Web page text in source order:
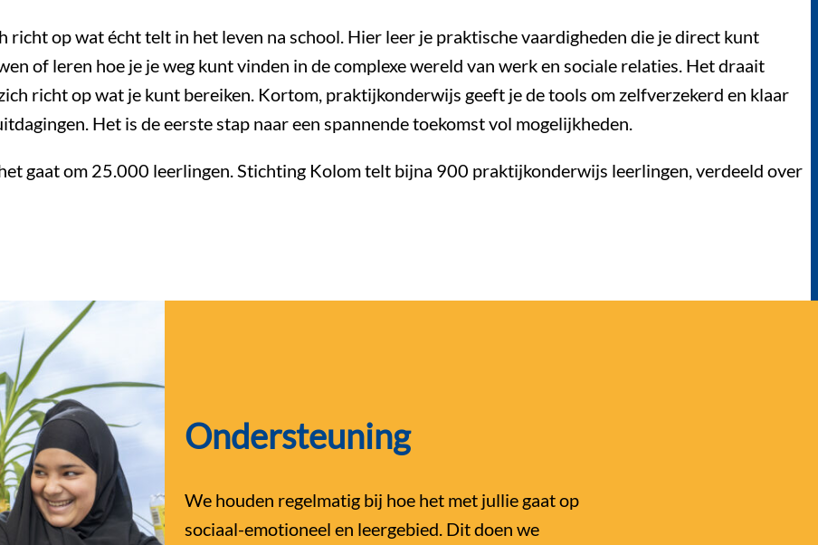
op wat écht telt in het leven na school. Hier leer je praktische vaardigheden die je direct kunt
of leren hoe je je weg kunt vinden in de complexe wereld van werk en sociale relaties. Het draait
richt op wat je kunt bereiken. Kortom, praktijkonderwijs geeft je de tools om zelfverzekerd en klaar
Het is de eerste stap naar een spannende toekomst vol mogelijkheden.
gaat om 25.000 leerlingen. Stichting Kolom telt bijna 900 praktijkonderwijs leerlingen, verdeeld over
Ondersteuning
We houden regelmatig bij hoe het met jullie gaat op
sociaal-emotioneel en leergebied. Dit doen we